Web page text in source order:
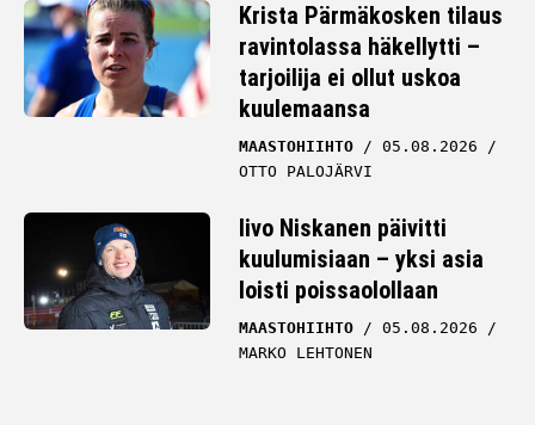
Krista Pärmäkosken tilaus
ravintolassa häkellytti –
tarjoilija ei ollut uskoa
kuulemaansa
MAASTOHIIHTO
05.08.2026
OTTO PALOJÄRVI
Iivo Niskanen päivitti
kuulumisiaan – yksi asia
loisti poissaolollaan
MAASTOHIIHTO
05.08.2026
MARKO LEHTONEN